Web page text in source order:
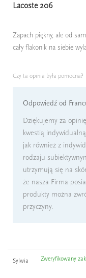
Lacoste 206
Zapach piękny, ale od
cały flakonik na siebie
Czy ta opinia była pomocna?
Odpowiedź od
Dziękujemy za
kwestią
jak również z
rodzaju
utrzymują się na
że nasza Firma
produkty można
przyczyny.
Sylwia Zweryfikowany